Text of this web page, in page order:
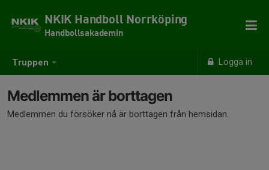
Truppen Logga in
NKIK Handboll Norrköping
Handbollsakademin
Medlemmen är borttagen
Medlemmen du försöker nå är borttagen från hemsidan.